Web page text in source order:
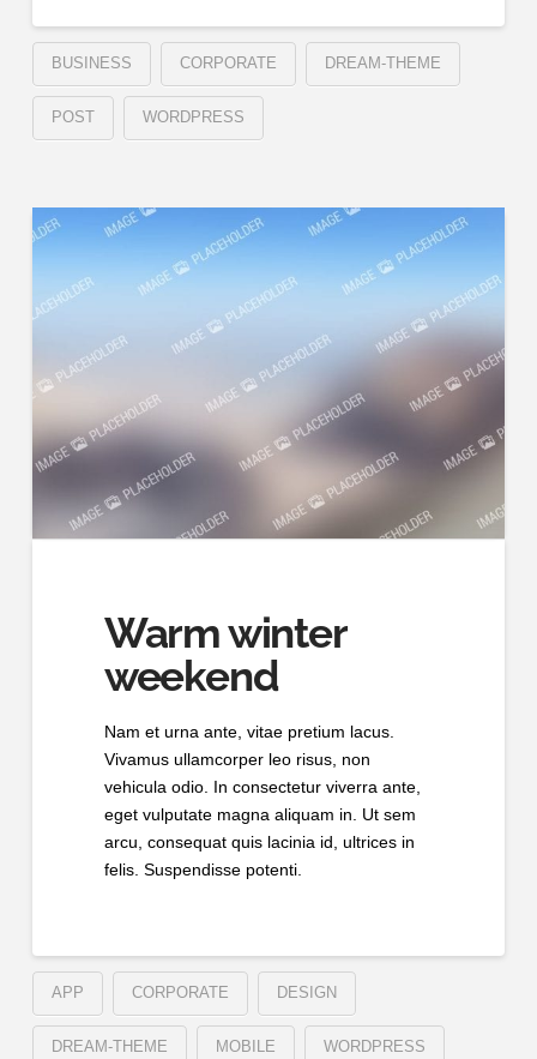
BUSINESS CORPORATE DREAM-THEME
POST WORDPRESS
Warm winter
weekend
Nam et urna ante, vitae pretium lacus.
Vivamus ullamcorper leo risus, non
vehicula odio. In consectetur viverra ante,
eget vulputate magna aliquam in. Ut sem
arcu, consequat quis lacinia id, ultrices in
felis. Suspendisse potenti.
APP CORPORATE DESIGN
DREAM-THEME MOBILE WORDPRESS